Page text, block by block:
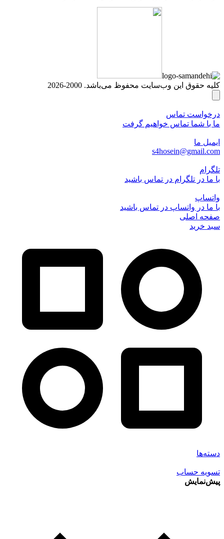
کلیه حقوق این وب‌سایت محفوظ می‌باشد. 2000-2026
درخواست تماس
ما با شما تماس خواهیم گرفت
ایمیل ما
s4hosein@gmail.com
تلگرام
با ما در تلگرام در تماس باشید
واتساپ
با ما در واتساپ در تماس باشید
صفحه اصلی
سبد خرید
دسته‌ها
تسویه حساب
پیش‌نمایش